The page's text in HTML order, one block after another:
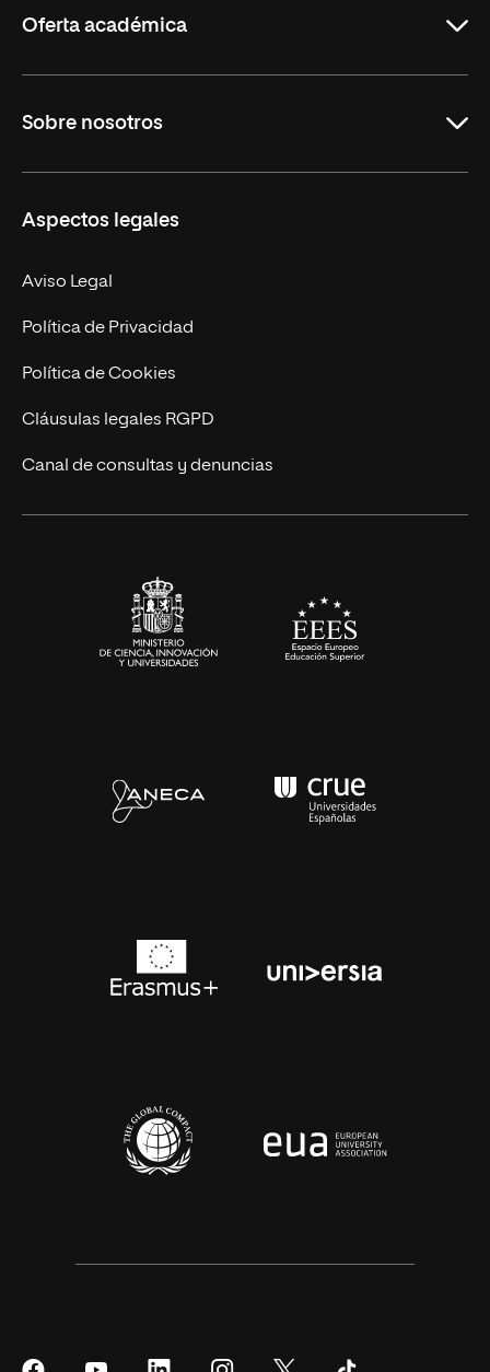
Oferta académica
Másteres Oficiales
Másteres Propios
Doctorados
Experto Universitario
Postgrados
Cursos Universitarios
Sobre nosotros
Facultades
Nuestro Equipo
Trabaja en UNIR
Actualidad
UNIR Revista
Eventos
Aspectos legales
Aviso Legal
Política de Privacidad
Política de Cookies
Cláusulas legales RGPD
Canal de consultas y denuncias
SíguenosSíguenos SíguenosSíguenos Síguenos